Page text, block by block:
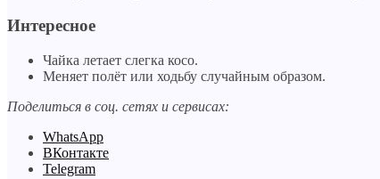
Интересное
Чайка летает слегка косо.
Меняет полёт или ходьбу случайным образом.
Поделиться в соц. сетях и сервисах:
WhatsApp
ВКонтакте
Telegram